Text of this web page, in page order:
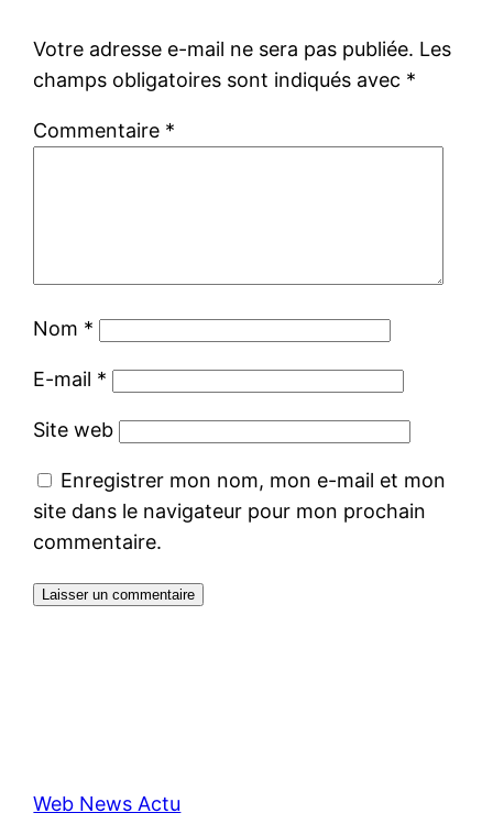
Votre adresse e-mail ne sera pas publiée. Les
champs obligatoires sont indiqués avec *
Commentaire *
Nom *
E-mail *
Site web
Enregistrer mon nom, mon e-mail et mon
site dans le navigateur pour mon prochain
commentaire.
Web News Actu